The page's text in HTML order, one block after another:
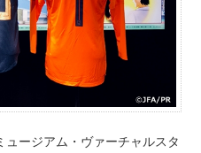
ージアム・ヴァーチャルスタ